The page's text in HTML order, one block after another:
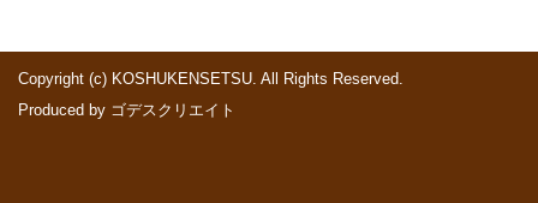
Copyright (c) KOSHUKENSETSU. All Rights Reserved.
Produced by ゴデスクリエイト